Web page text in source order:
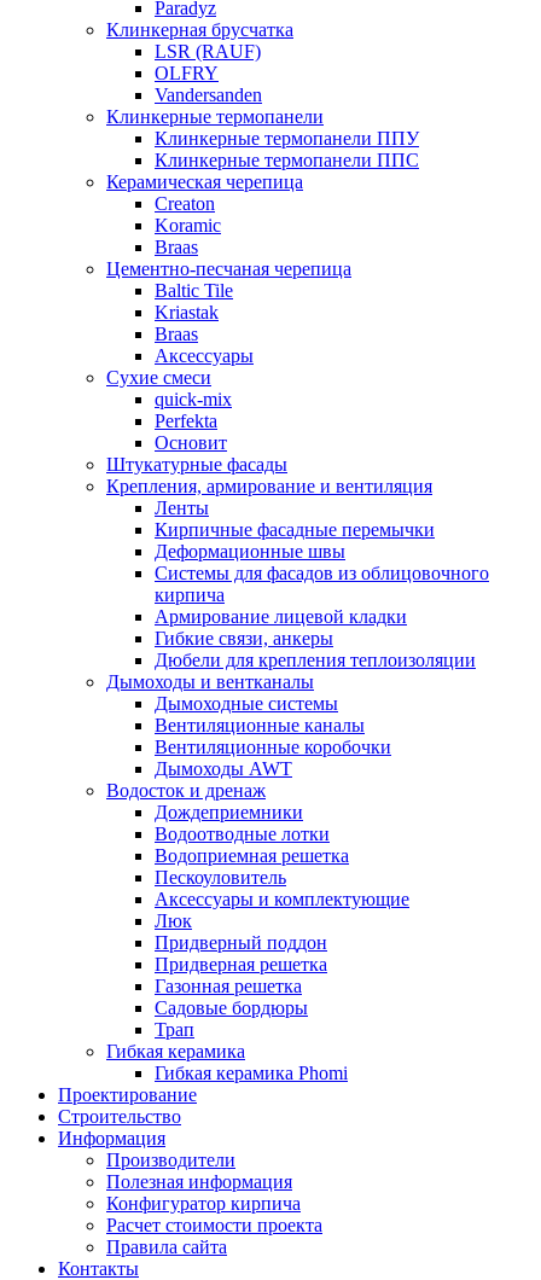
Paradyz
Клинкерная брусчатка
LSR (RAUF)
OLFRY
Vandersanden
Клинкерные термопанели
Клинкерные термопанели ППУ
Клинкерные термопанели ППC
Керамическая черепица
Creaton
Koramic
Braas
Цементно-песчаная черепица
Baltic Tile
Kriastak
Braas
Аксессуары
Сухие смеси
quick-mix
Perfekta
Основит
Штукатурные фасады
Крепления, армирование и вентиляция
Ленты
Кирпичные фасадные перемычки
Деформационные швы
Системы для фасадов из облицовочного
кирпича
Армирование лицевой кладки
Гибкие связи, анкеры
Дюбели для крепления теплоизоляции
Дымоходы и вентканалы
Дымоходные системы
Вентиляционные каналы
Вентиляционные коробочки
Дымоходы AWT
Водосток и дренаж
Дождеприемники
Водоотводные лотки
Водоприемная решетка
Пескоуловитель
Аксессуары и комплектующие
Люк
Придверный поддон
Придверная решетка
Газонная решетка
Садовые бордюры
Трап
Гибкая керамика
Гибкая керамика Phomi
Проектирование
Строительство
Информация
Производители
Полезная информация
Конфигуратор кирпича
Расчет стоимости проекта
Правила сайта
Контакты